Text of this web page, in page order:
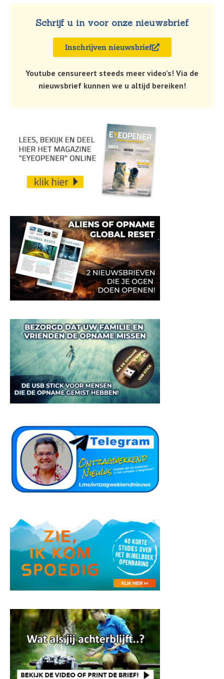
Schrijf u in voor onze nieuwsbrief
Inschrijven nieuwsbrief
Youtube censureert steeds meer video’s! Via de
nieuwsbrief kunnen we u altijd bereiken!